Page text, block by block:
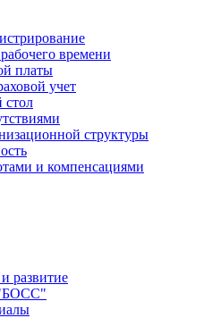
времени
платы
учет
стол
структуры
и компенсациями
развитие
"БОСС"